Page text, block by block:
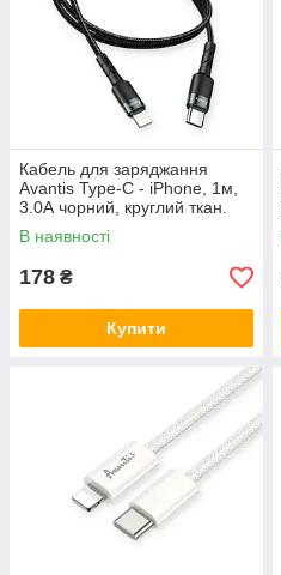
Кабель для заряджання
Avantis Type-C - iPhone, 1м,
3.0А чорний, круглий ткан.
обплетення QC PD 20W
В наявності
178 ₴
Купити